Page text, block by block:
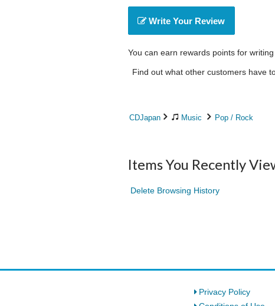
Write Your Review
You can earn rewards points for writing
Find out what other customers have
CDJapan Music Pop / Rock
Items You Recently
Delete Browsing History
Privacy Policy